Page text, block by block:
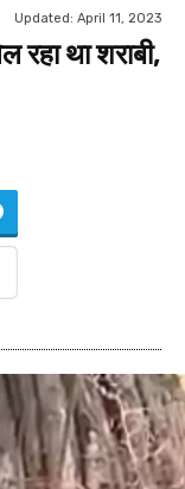
Updated: April 11, 2023
था शराबी,